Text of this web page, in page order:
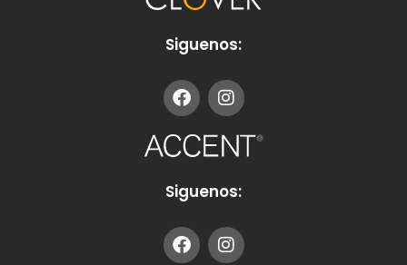
Siguenos:
Siguenos: